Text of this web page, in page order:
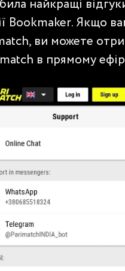
найкращі
Bookmaker. Якщо
ви можете
в прямому